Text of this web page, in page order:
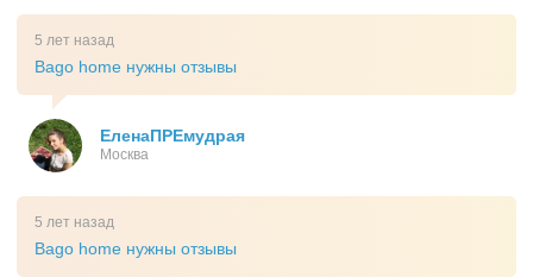
5 лет назад
Bago home нужны отзывы
ЕленаПРЕмудрая
Москва
5 лет назад
Bago home нужны отзывы